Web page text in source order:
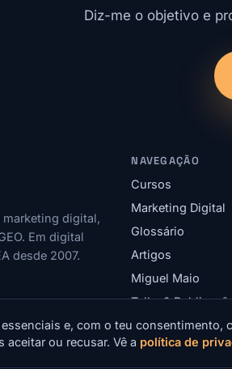
Diz-me o objetivo e
digital,
Em digital
desde 2007.
NAVEGAÇÃO
Cursos
Marketing Digital
Glossário
Artigos
Miguel Maio
Talks &
e, com o teu consentimento,
aceitar ou recusar. Vê a política de